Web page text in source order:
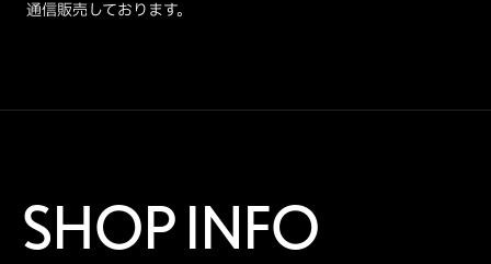
通信販売しております。
SHOP INFO